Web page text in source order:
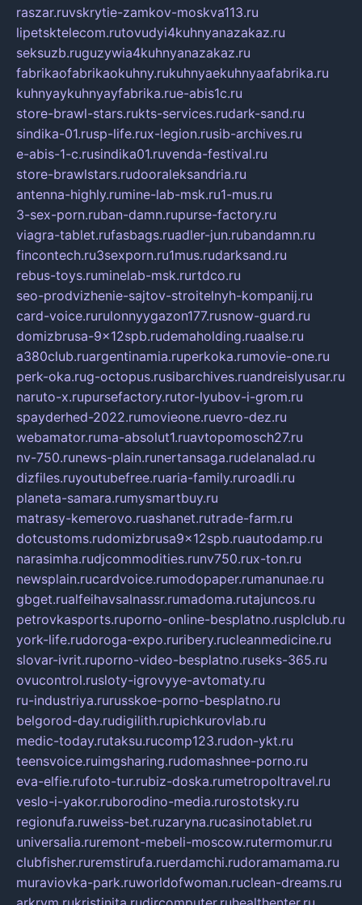
raszar.ruvskrytie-zamkov-moskva113.ru
lipetsktelecom.rutovudyi4kuhnyanazakaz.ru
seksuzb.ruguzywia4kuhnyanazakaz.ru
fabrikaofabrikaokuhny.rukuhnyaekuhnyaafabrika.ru
kuhnyaykuhnyayfabrika.rue-abis1c.ru
store-brawl-stars.rukts-services.rudark-sand.ru
sindika-01.rusp-life.rux-legion.rusib-archives.ru
e-abis-1-c.rusindika01.ruvenda-festival.ru
store-brawlstars.rudooraleksandria.ru
antenna-highly.rumine-lab-msk.ru1-mus.ru
3-sex-porn.ruban-damn.rupurse-factory.ru
viagra-tablet.rufasbags.ruadler-jun.rubandamn.ru
fincontech.ru3sexporn.ru1mus.rudarksand.ru
rebus-toys.ruminelab-msk.rurtdco.ru
seo-prodvizhenie-sajtov-stroitelnyh-kompanij.ru
card-voice.rurulonnyygazon177.rusnow-guard.ru
domizbrusa-9x12spb.rudemaholding.ruaalse.ru
a380club.ruargentinamia.ruperkoka.rumovie-one.ru
perk-oka.rug-octopus.rusibarchives.ruandreislyusar.ru
naruto-x.rupursefactory.rutor-lyubov-i-grom.ru
spayderhed-2022.rumovieone.ruevro-dez.ru
webamator.ruma-absolut1.ruavtopomosch27.ru
nv-750.runews-plain.runertansaga.rudelanalad.ru
dizfiles.ruyoutubefree.ruaria-family.ruroadli.ru
planeta-samara.rumysmartbuy.ru
matrasy-kemerovo.ruashanet.rutrade-farm.ru
dotcustoms.rudomizbrusa9x12spb.ruautodamp.ru
narasimha.rudjcommodities.runv750.rux-ton.ru
newsplain.rucardvoice.rumodopaper.rumanunae.ru
gbget.rualfeihavsalnassr.rumadoma.rutajuncos.ru
petrovkasports.ruporno-online-besplatno.rusplclub.ru
york-life.rudoroga-expo.ruribery.rucleanmedicine.ru
slovar-ivrit.ruporno-video-besplatno.ruseks-365.ru
ovucontrol.rusloty-igrovyye-avtomaty.ru
ru-industriya.rurusskoe-porno-besplatno.ru
belgorod-day.rudigilith.rupichkurovlab.ru
medic-today.rutaksu.rucomp123.rudon-ykt.ru
teensvoice.ruimgsharing.rudomashnee-porno.ru
eva-elfie.rufoto-tur.rubiz-doska.rumetropoltravel.ru
veslo-i-yakor.ruborodino-media.rurostotsky.ru
regionufa.ruweiss-bet.ruzaryna.rucasinotablet.ru
universalia.ruremont-mebeli-moscow.rutermomur.ru
clubfisher.ruremstirufa.ruerdamchi.rudoramamama.ru
muraviovka-park.ruworldofwoman.ruclean-dreams.ru